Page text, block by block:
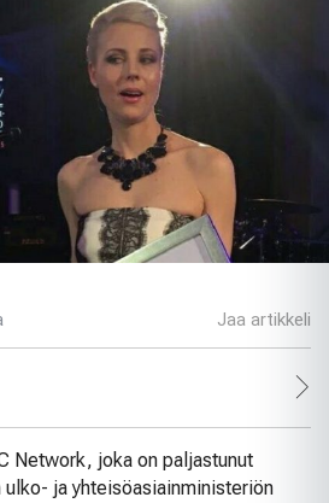
Jaa artikkeli
Network, joka on paljastunut
ja yhteisöasiainministeriön